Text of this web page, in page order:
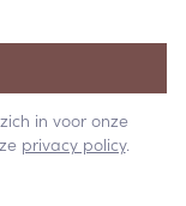
in voor onze
privacy policy.